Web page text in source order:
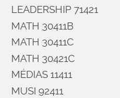
LEADERSHIP 71421
MATH 30411B
MATH 30411C
MATH 30421C
MÉDIAS 11411
MUSI 92411